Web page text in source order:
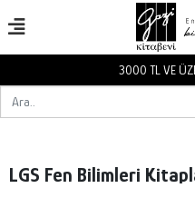
3000 TL VE
LGS Fen Bilimleri